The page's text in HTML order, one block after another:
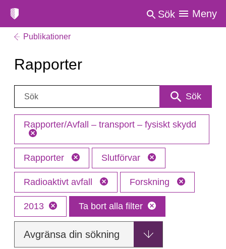
Sök Meny
Publikationer
Rapporter
Sök: Sök
Rapporter/Avfall – transport – fysiskt skydd
Rapporter Slutförvar
Radioaktivt avfall Forskning
2013 Ta bort alla filter
Avgränsa din sökning